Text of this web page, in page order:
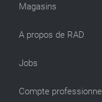
Magasins
A propos de RAD
Jobs
Compte professionnel